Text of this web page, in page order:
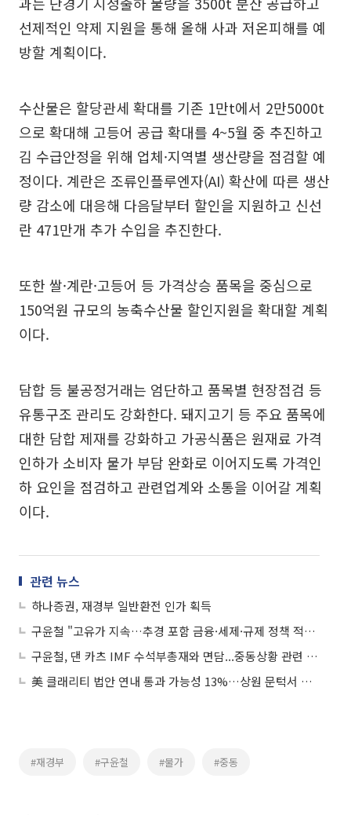
선제적인 약제 지원을 통해 올해 사과 저온피해를 예
방할 계획이다.
수산물은 할당관세 확대를 기존 1만t에서 2만5000t
으로 확대해 고등어 공급 확대를 4~5월 중 추진하고
김 수급안정을 위해 업체·지역별 생산량을 점검할 예
정이다. 계란은 조류인플루엔자(AI) 확산에 따른 생산
량 감소에 대응해 다음달부터 할인을 지원하고 신선
란 471만개 추가 수입을 추진한다.
또한 쌀·계란·고등어 등 가격상승 품목을 중심으로
150억원 규모의 농축수산물 할인지원을 확대할 계획
이다.
담합 등 불공정거래는 엄단하고 품목별 현장점검 등
유통구조 관리도 강화한다. 돼지고기 등 주요 품목에
대한 담합 제재를 강화하고 가공식품은 원재료 가격
인하가 소비자 물가 부담 완화로 이어지도록 가격인
하 요인을 점검하고 관련업계와 소통을 이어갈 계획
이다.
관련 뉴스
하나증권, 재경부 일반환전 인가 획득
구윤철 "고유가 지속…추경 포함 금융·세제·규제 정책 적극 발굴"
구윤철, 댄 카츠 IMF 수석부총재와 면담...중동상황 관련 정책 대응 논의
美 클래리티 법안 연내 통과 가능성 13%…상원 문턱서 제동
#재경부 #구윤철 #물가 #중동